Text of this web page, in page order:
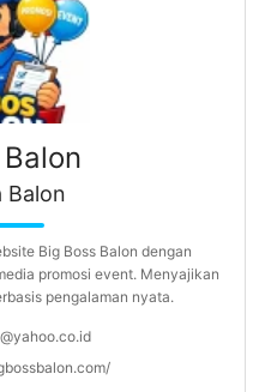
Balon
Big Boss Balon dengan
promosi event. Menyajikan
pengalaman nyata.